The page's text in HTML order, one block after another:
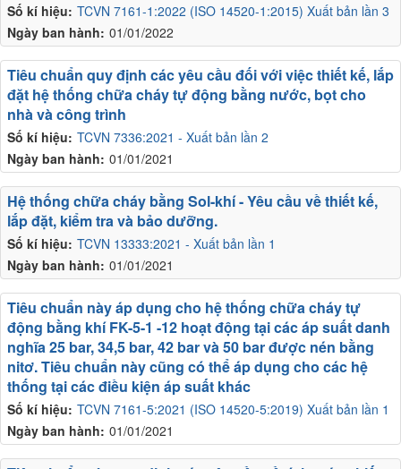
Số kí hiệu: TCVN 7161-1:2022 (ISO 14520-1:2015) Xuất bản lần 3
Ngày ban hành: 01/01/2022
Số kí hiệu: TCVN 7336:2021 - Xuất bản lần 2
Ngày ban hành: 01/01/2021
Tiêu chuẩn quy định các yêu cầu đối với việc thiết kế, lắp
đặt hệ thống chữa cháy tự động bằng nước, bọt cho
nhà và công trình
Số kí hiệu: TCVN 13333:2021 - Xuất bản lần 1
Ngày ban hành: 01/01/2021
Hệ thống chữa cháy bằng Sol-khí - Yêu cầu về thiết kế,
lắp đặt, kiểm tra và bảo dưỡng.
Số kí hiệu: TCVN 7161-5:2021 (ISO 14520-5:2019) Xuất bản lần 1
Ngày ban hành: 01/01/2021
Tiêu chuẩn này áp dụng cho hệ thống chữa cháy tự
động bằng khí FK-5-1 -12 hoạt động tại các áp suất danh
nghĩa 25 bar, 34,5 bar, 42 bar và 50 bar được nén bằng
nitơ. Tiêu chuẩn này cũng có thể áp dụng cho các hệ
thống tại các điều kiện áp suất khác